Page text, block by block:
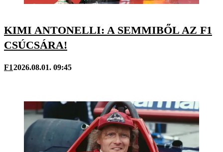
KIMI ANTONELLI: A SEMMIBŐL AZ F1
CSÚCSÁRA!
F12026.08.01. 09:45